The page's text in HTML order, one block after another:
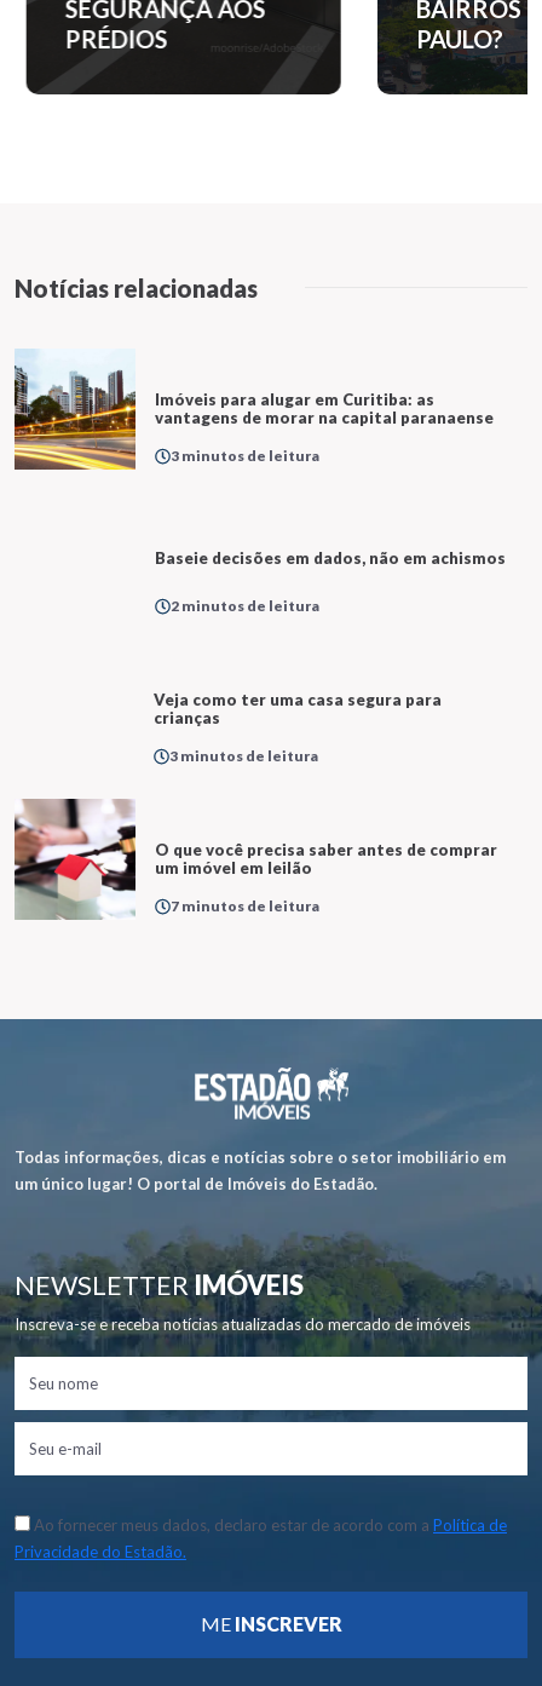
SEGURANÇA AOS
PRÉDIOS
BAIRROS
PAULO?
Notícias relacionadas
Imóveis para alugar em Curitiba: as
vantagens de morar na capital paranaense
3 minutos de leitura
Baseie decisões em dados, não em achismos
2 minutos de leitura
Veja como ter uma casa segura para
crianças
3 minutos de leitura
O que você precisa saber antes de comprar
um imóvel em leilão
7 minutos de leitura
Todas informações, dicas e notícias sobre o setor imobiliário em
um único lugar! O portal de Imóveis do Estadão.
NEWSLETTERIMÓVEIS
Inscreva-se e receba notícias atualizadas do mercado de imóveis
Ao fornecer meus dados, declaro estar de acordo com a Política de
Privacidade do Estadão.
ME INSCREVER